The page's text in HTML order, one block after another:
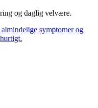
og daglig velvære.
symptomer og